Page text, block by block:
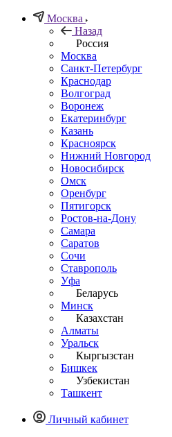
Москва
Назад
Россия
Москва
Санкт-Петербург
Краснодар
Волгоград
Воронеж
Екатеринбург
Казань
Красноярск
Нижний Новгород
Новосибирск
Омск
Оренбург
Пятигорск
Ростов-на-Дону
Самара
Саратов
Сочи
Ставрополь
Уфа
Беларусь
Минск
Казахстан
Алматы
Уральск
Кыргызстан
Бишкек
Узбекистан
Ташкент
Личный кабинет